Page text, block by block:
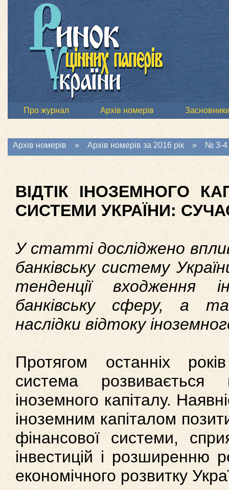
Про журнал Архів номерів
Архів номерів » Архів номерів за 2016 рік » № 3-4
ВІДТІК ІНОЗЕМНОГО
СИСТЕМИ УКРАЇНИ:
У статті досліджено
банківську систему
тенденції входження
банківську сферу, а
наслідки відтоку
Протягом останніх
система
іноземного капіталу.
іноземним капіталом
фінансової системи,
інвестицій і розширенню
економічного розвитку